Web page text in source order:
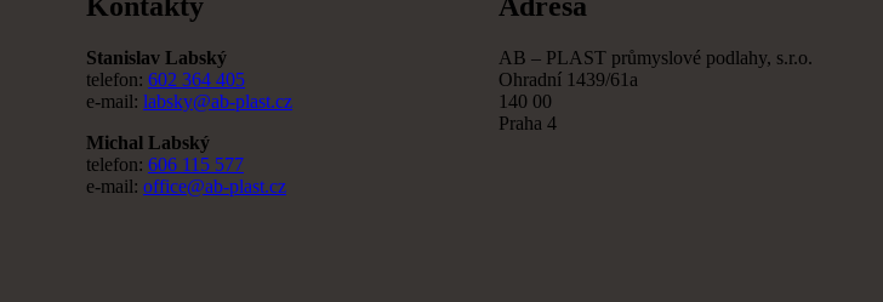
Stanislav Labský
telefon: 602 364 405
e-mail: labsky@ab-plast.cz
Michal Labský
telefon: 606 115 577
e-mail: office@ab-plast.cz
AB – PLAST průmyslové podlahy, s.r.o.
Ohradní 1439/61a
140 00
Praha 4